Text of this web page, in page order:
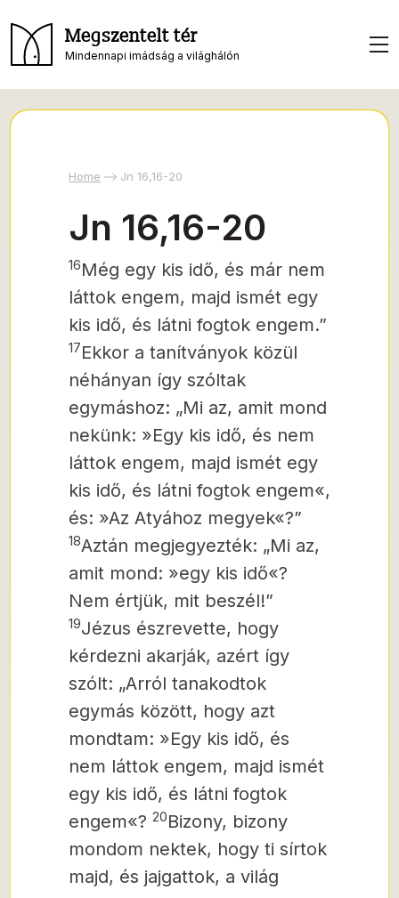
Megszentelt tér
Mindennapi imádság a világhálón
Home Jn 16,16-20
Jn 16,16-20
16Még egy kis idő, és már nem
láttok engem, majd ismét egy
kis idő, és látni fogtok engem.”
17Ekkor a tanítványok közül
néhányan így szóltak
egymáshoz: „Mi az, amit mond
nekünk: »Egy kis idő, és nem
láttok engem, majd ismét egy
kis idő, és látni fogtok engem«,
és: »Az Atyához megyek«?”
18Aztán megjegyezték: „Mi az,
amit mond: »egy kis idő«?
Nem értjük, mit beszél!”
19Jézus észrevette, hogy
kérdezni akarják, azért így
szólt: „Arról tanakodtok
egymás között, hogy azt
mondtam: »Egy kis idő, és
nem láttok engem, majd ismét
egy kis idő, és látni fogtok
engem«? 20Bizony, bizony
mondom nektek, hogy ti sírtok
majd, és jajgattok, a világ